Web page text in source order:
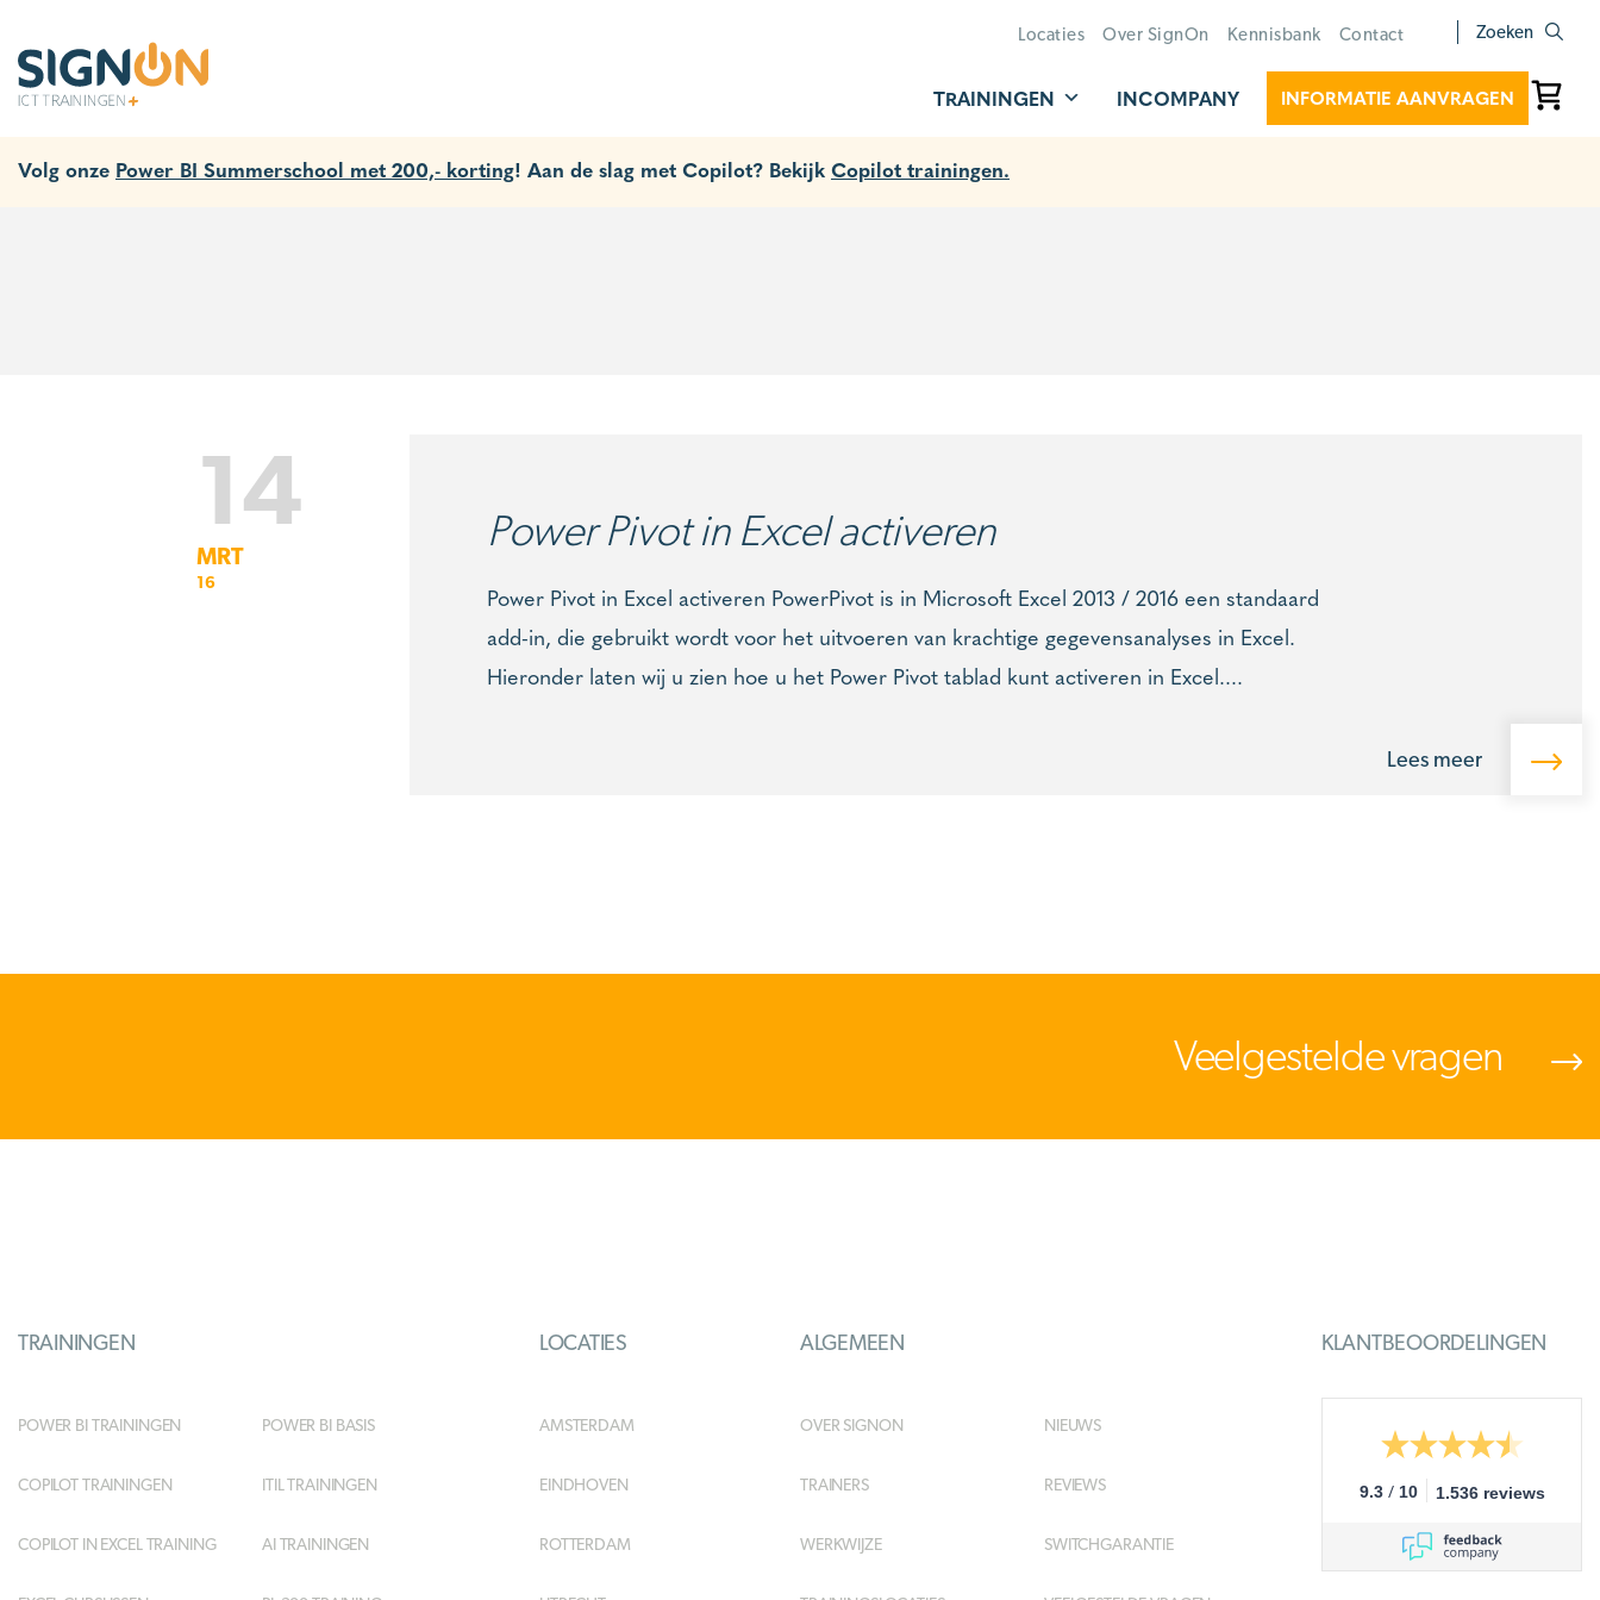
Locaties Over SignOn Kennisbank Contact Zoeken
TRAININGEN INCOMPANY INFORMATIE AANVRAGEN
Volg onze Power BI Summerschool met 200,- korting! Aan de slag met Copilot? Bekijk Copilot trainingen.
14
MRT
16
Power Pivot in Excel activeren
Power Pivot in Excel activeren PowerPivot is in Microsoft Excel 2013 / 2016 een standaard
add-in, die gebruikt wordt voor het uitvoeren van krachtige gegevensanalyses in Excel.
Hieronder laten wij u zien hoe u het Power Pivot tablad kunt activeren in Excel....
Lees meer
Veelgestelde vragen
TRAININGEN
POWER BI TRAININGEN POWER BI BASIS
COPILOT TRAININGEN ITIL TRAININGEN
COPILOT IN EXCEL TRAINING AI TRAININGEN
LOCATIES
AMSTERDAM
EINDHOVEN
ROTTERDAM
ALGEMEEN
OVER SIGNON NIEUWS
TRAINERS REVIEWS
WERKWIJZE SWITCHGARANTIE
KLANTBEOORDELINGEN
9.3 / 10 1.536 reviews